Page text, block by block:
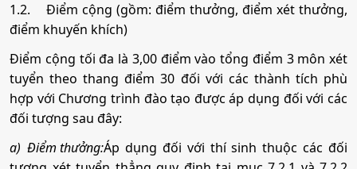
• Mã ngành:7229030
Chỉ tiêu:
• Phương thức xét tuyển:
Ưu Tiên ĐGNL HCMĐT THPT Học Bạ
• Tổ hợp:C00; C03; C04; D01; D09; D10; D14; D15;
D65; X70; X74; X78
1.2. Điểm cộng (gồm: điểm thưởng, điểm xét thưởng,
điểm khuyến khích)
Điểm cộng tối đa là 3,00 điểm vào tổng điểm 3 môn xét
tuyển theo thang điểm 30 đối với các thành tích phù
hợp với Chương trình đào tạo được áp dụng đối với các
đối tượng sau đây:
a) Điểm thưởng:Áp dụng đối với thí sinh thuộc các đối